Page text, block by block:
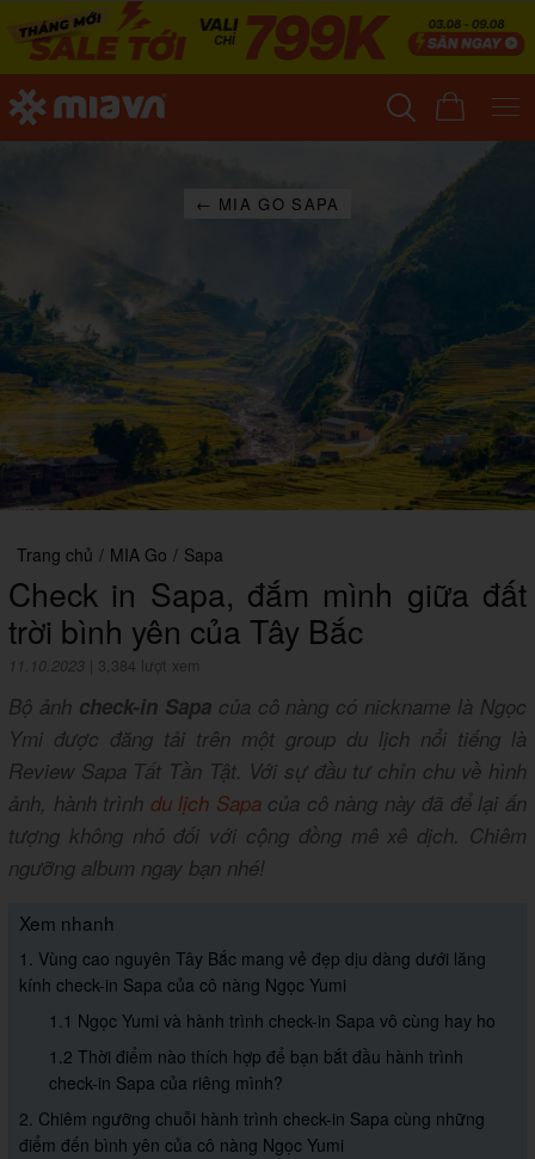
← MIA GO SAPA
Trang chủ / MIA Go / Sapa
Check in Sapa, đắm mình giữa đất
trời bình yên của Tây Bắc
11.10.2023 3,384 lượt xem
Bộ ảnh check-in Sapacủa cô nàng có nickname là Ngọc
Ymi được đăng tải trên một group du lịch nổi tiếng là
Review Sapa Tất Tần Tật. Với sự đầu tư chỉn chu về hình
ảnh, hành trình du lịch Sapa của cô nàng này đã để lại ấn
tượng không nhỏ đối với cộng đồng mê xê dịch. Chiêm
ngưỡng album ngay bạn nhé!
Xem nhanh
1. Vùng cao nguyên Tây Bắc mang vẻ đẹp dịu dàng dưới lăng
kính check-in Sapa của cô nàng Ngọc Yumi
1.1 Ngọc Yumi và hành trình check-in Sapa vô cùng hay ho
1.2 Thời điểm nào thích hợp để bạn bắt đầu hành trình
check-in Sapa của riêng mình?
2. Chiêm ngưỡng chuỗi hành trình check-in Sapa cùng những
điểm đến bình yên của cô nàng Ngọc Yumi